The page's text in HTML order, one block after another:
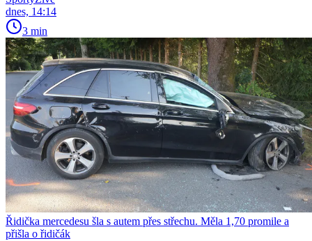
dnes, 14:14
3 min
Řidička mercedesu šla s autem přes střechu. Měla 1,70 promile a
přišla o řidičák